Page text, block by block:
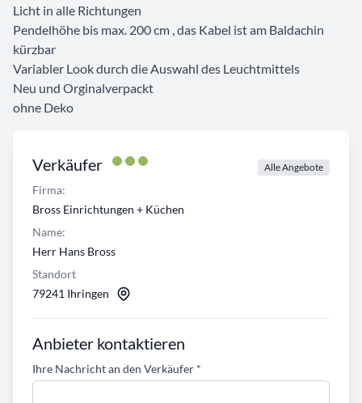
Verkäufer Alle Angebote
Firma:
Bross Einrichtungen + Küchen
Name:
Herr Hans Bross
Standort
79241 Ihringen
Anbieter kontaktieren
Ihre Nachricht an den Verkäufer *
Licht in alle Richtungen
Pendelhöhe bis max. 200 cm , das Kabel ist am Baldachin
kürzbar
Variabler Look durch die Auswahl des Leuchtmittels
Neu und Orginalverpackt
ohne Deko